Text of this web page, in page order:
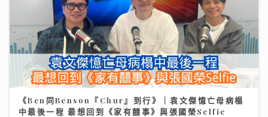
《Ben同Benson『Chur』到行》｜袁文傑憶亡母病榻
中最後一程 最想回到《家有囍事》與張國榮Selfie